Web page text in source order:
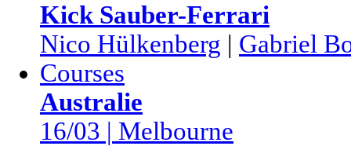
Kick Sauber-Ferrari
Nico Hülkenberg | Gabriel
Courses
Australie
16/03 | Melbourne